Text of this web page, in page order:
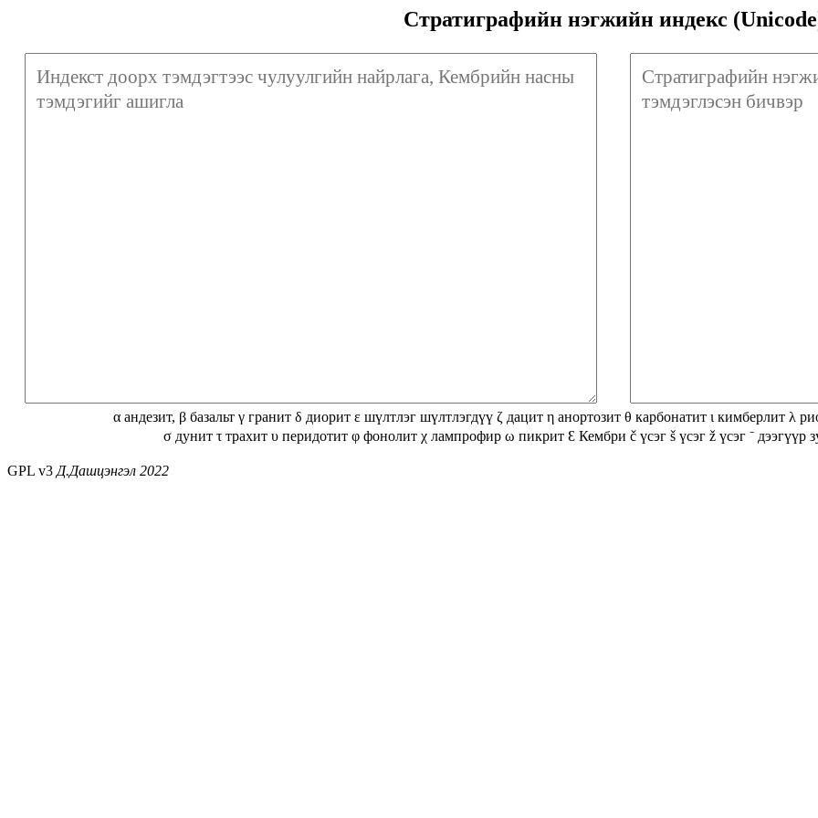
Стратиграфийн нэгжийн индекс
α андезит, β базальт γ гранит δ диорит ε шүлтлэг шүлтлэгдүү ζ дацит η анортозит θ карбонатит ι кимберлит λ
σ дунит τ трахит υ перидотит φ фонолит χ лампрофир ω пикрит Ɛ Кембри č үсэг š үсэг ž үсэг ⁻ дээгүүр
GPL v3 Д.Дашцэнгэл 2022